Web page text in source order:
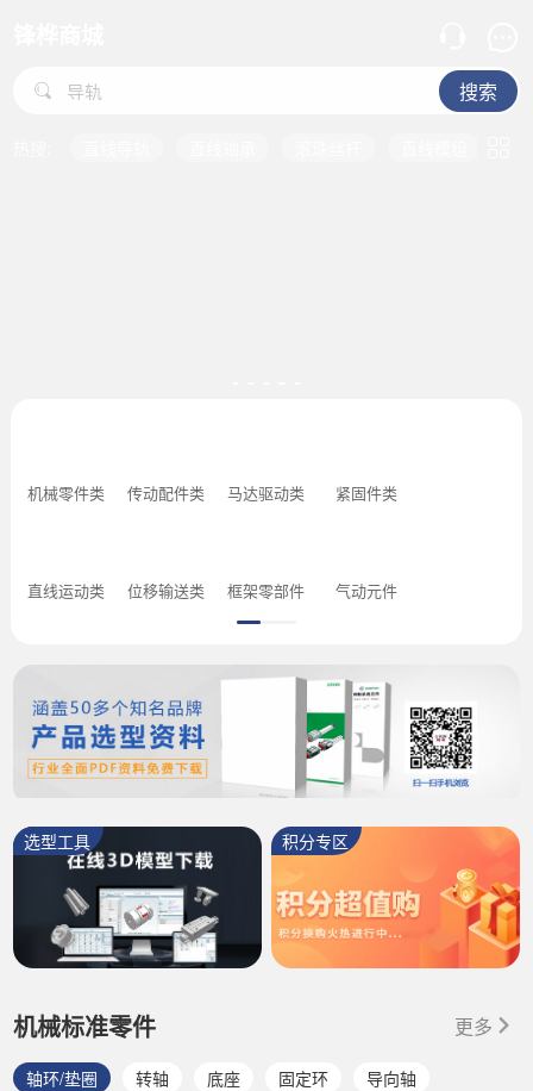
导轨
搜索
机械零件类 传动配件类 马达驱动类 紧固件类
直线运动类 位移输送类 框架零部件 气动元件
选型工具 积分专区
机械标准零件 位移·
机械标准零件 更多
轴环/垫圈 转轴 底座 固定环 导向轴